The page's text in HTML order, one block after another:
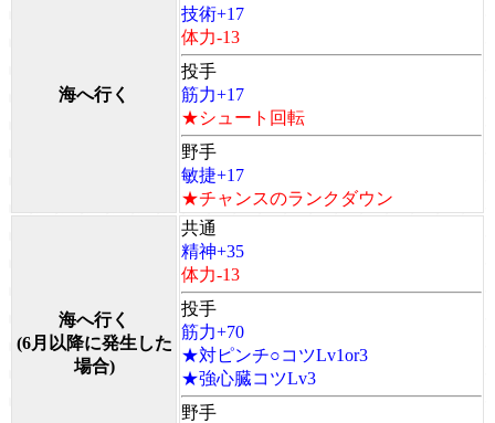
海へ行く
技術+17
体力-13
投手
筋力+17
★シュート回転
野手
敏捷+17
★チャンスのランクダウン
海へ行く
(6月以降に発生した
場合)
共通
精神+35
体力-13
投手
筋力+70
★対ピンチ○コツLv1or3
★強心臓コツLv3
野手